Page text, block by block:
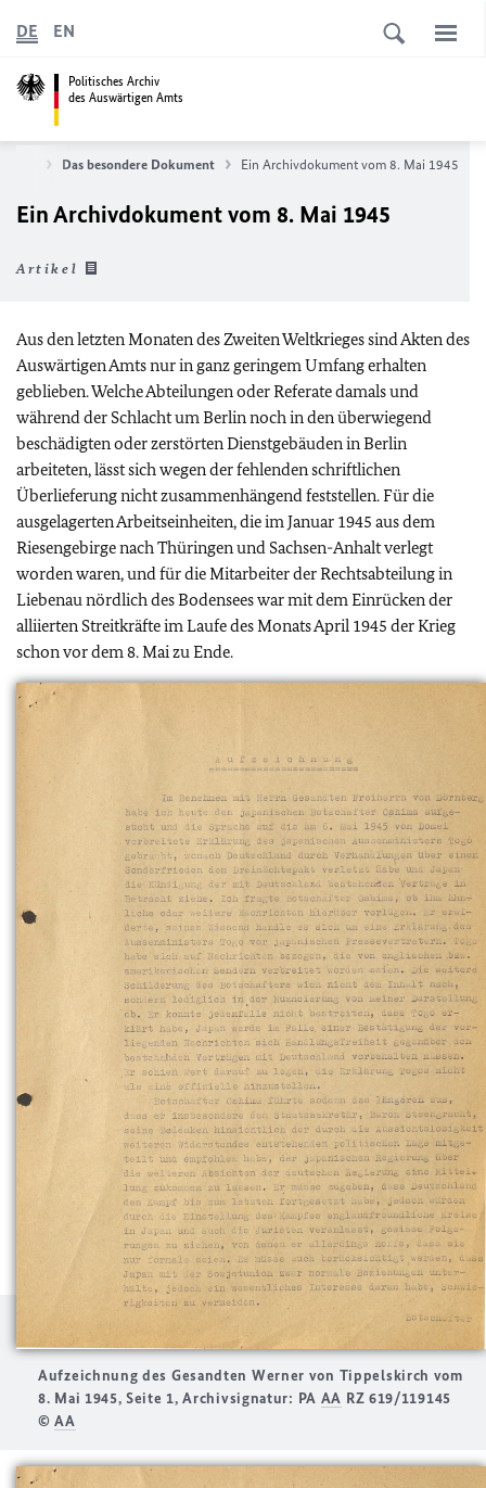
Politisches Archiv
des Auswärtigen Amts
DE EN
Das besondere Dokument Ein Archivdokument vom 8. Mai 1945
Ein Archivdokument vom 8. Mai 1945
Artikel
Aus den letzten Monaten des Zweiten Weltkrieges sind Akten des
Auswärtigen Amts nur in ganz geringem Umfang erhalten
geblieben. Welche Abteilungen oder Referate damals und
während der Schlacht um Berlin noch in den überwiegend
beschädigten oder zerstörten Dienstgebäuden in Berlin
arbeiteten, lässt sich wegen der fehlenden schriftlichen
Überlieferung nicht zusammenhängend feststellen. Für die
ausgelagerten Arbeitseinheiten, die im Januar 1945 aus dem
Riesengebirge nach Thüringen und Sachsen-Anhalt verlegt
worden waren, und für die Mitarbeiter der Rechtsabteilung in
Liebenau nördlich des Bodensees war mit dem Einrücken der
alliierten Streitkräfte im Laufe des Monats April 1945 der Krieg
schon vor dem 8. Mai zu Ende.
Aufzeichnung des Gesandten Werner von Tippelskirch vom
8. Mai 1945, Seite 1, Archivsignatur: PA AA RZ 619/119145
©AA